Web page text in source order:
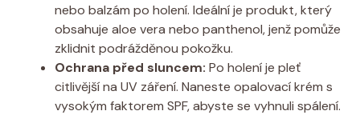
nebo balzám po holení. Ideální je produkt, který
obsahuje aloe vera nebo panthenol, jenž pomůže
zklidnit podrážděnou pokožku.
Ochrana před sluncem: Po holení je pleť
citlivější na UV záření. Naneste opalovací krém s
vysokým faktorem SPF, abyste se vyhnuli spálení.